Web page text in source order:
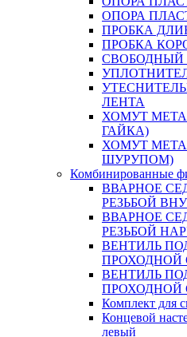
ОПОРА
ПРОБКА
ПРОБКА
СВОБОДНЫЙ
ЛЕНТА
ХОМУТ
ГАЙКА)
ХОМУТ
ШУРУПОМ)
Комбинированные
ВВАРНОЕ
РЕЗЬБОЙ
ВВАРНОЕ
РЕЗЬБОЙ
ВЕНТИЛЬ
ПРОХОДНОЙ
ВЕНТИЛЬ
ПРОХОДНОЙ
Комплект для
Концевой
левый